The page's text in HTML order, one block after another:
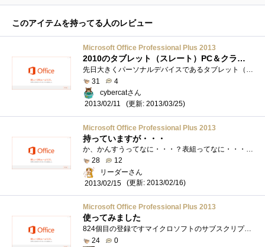
このアイテムを持ってる人のレビュー
Microsoft Office Professional Plus 2013
2010のタブレット（スレート）PC＆クラウド保存対応版？個人での生産性向上も図れる新「Office」
先日大きくパーソナルデバイスであるタブレット（スレート）PCとの親和性向上に舵を切ったOS、Windows8。ただしその発売から約3ヶ月あまり、その�...
31
4
cybercatさん
2013/02/11
(更新: 2013/03/25)
Microsoft Office Professional Plus 2013
持っていますが・・・
28
12
リーダーさん
2013/02/15
(更新: 2013/02/16)
Microsoft Office Professional Plus 2013
使ってみました
824個目の登録ですマイクロソフトのサブスクリプションに「BizSpark」というものがあります。http://www.microsoft.com/ja-jp/mic/bizspark/起業者向けのサブス�...
24
0